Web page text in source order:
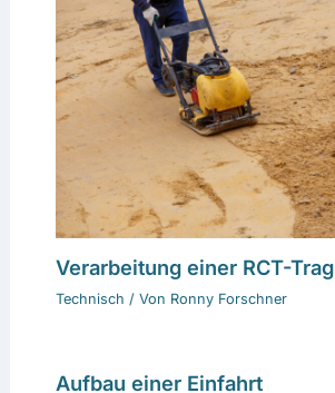
Verarbeitung einer RCT-
Technisch / Von Ronny Forschner
Aufbau einer Einfahrt